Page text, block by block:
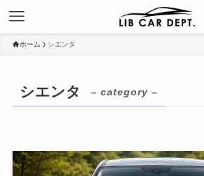
ホーム シエンタ
シエンタ – category –